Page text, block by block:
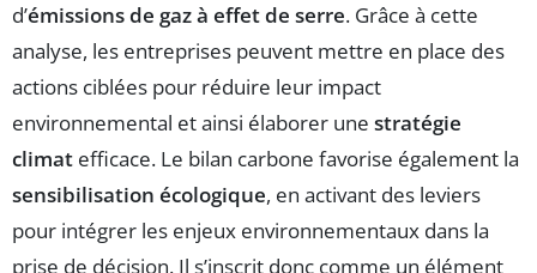
d’émissions de gaz à effet de serre. Grâce à cette
analyse, les entreprises peuvent mettre en place des
actions ciblées pour réduire leur impact
environnemental et ainsi élaborer une stratégie
climat efficace. Le bilan carbone favorise également la
sensibilisation écologique, en activant des leviers
pour intégrer les enjeux environnementaux dans la
prise de décision. Il s’inscrit donc comme un élément